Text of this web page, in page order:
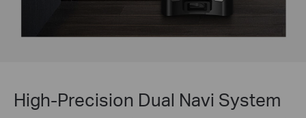
High-Precision Dual Navi System